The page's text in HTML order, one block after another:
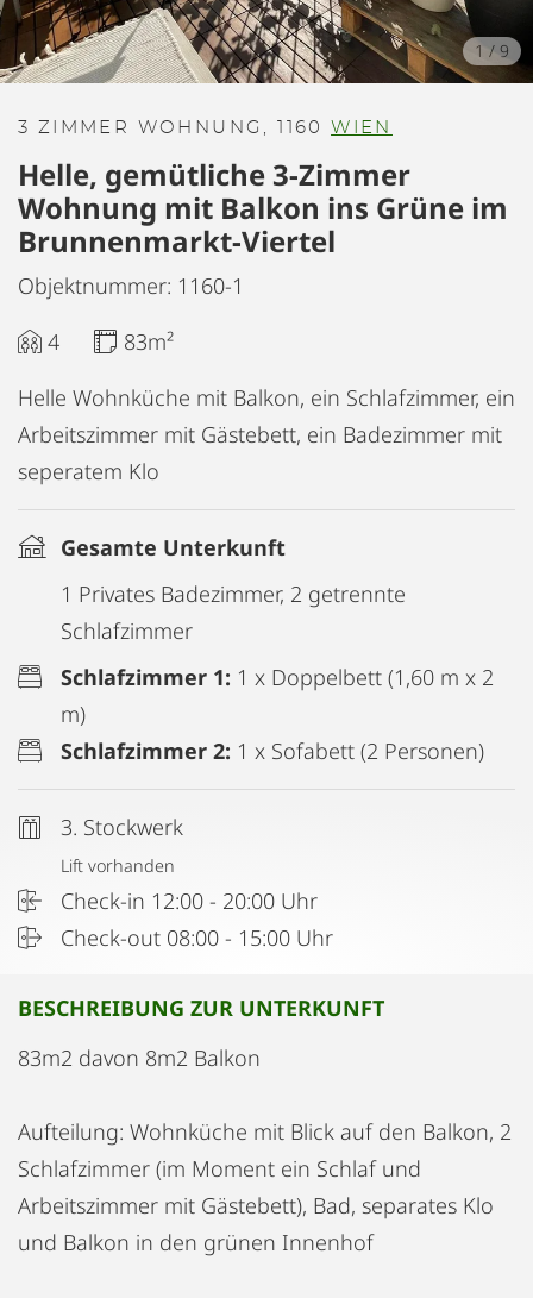
1 / 9
3 ZIMMER WOHNUNG, 1160 WIEN
Helle, gemütliche 3-Zimmer
Wohnung mit Balkon ins Grüne im
Brunnenmarkt-Viertel
Objektnummer: 1160-1
4
83m²
Helle Wohnküche mit Balkon, ein Schlafzimmer, ein
Arbeitszimmer mit Gästebett, ein Badezimmer mit
seperatem Klo
Gesamte Unterkunft
1 Privates Badezimmer, 2 getrennte
Schlafzimmer
Schlafzimmer 1: 1 x Doppelbett (1,60 m x 2
m)
Schlafzimmer 2: 1 x Sofabett (2 Personen)
3. Stockwerk
Lift vorhanden
Check-in 12:00 - 20:00 Uhr
Check-out 08:00 - 15:00 Uhr
BESCHREIBUNG ZUR UNTERKUNFT
83m2 davon 8m2 Balkon
Aufteilung: Wohnküche mit Blick auf den Balkon, 2
Schlafzimmer (im Moment ein Schlaf und
Arbeitszimmer mit Gästebett), Bad, separates Klo
und Balkon in den grünen Innenhof